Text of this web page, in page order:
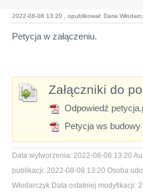
2022-08-08 13:20 , opublikował: Daria
Petycja w załączeniu.
Załączniki do
Odpowiedź
Petycja ws
Data wytworzenia: 2022-08-08 13:20
publikacji: 2022-08-08 13:20 Osoba
Włodarczyk Data ostatniej modyfikacji: